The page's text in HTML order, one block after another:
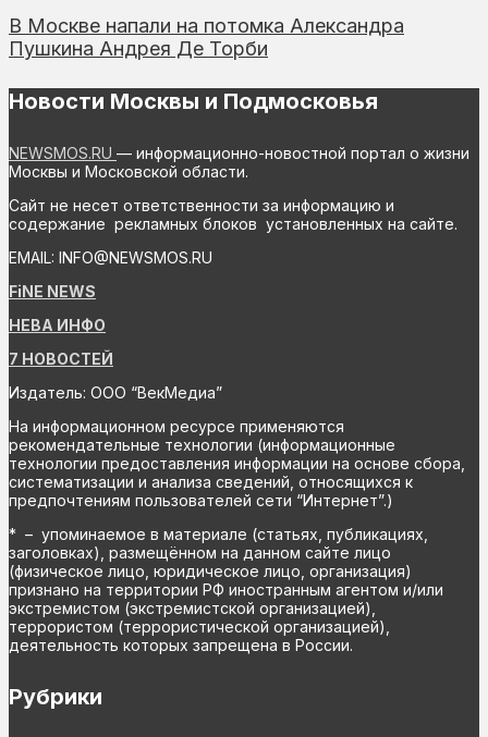
В Москве напали на потомка Александра
Пушкина Андрея Де Торби
Новости Москвы и Подмосковья
NEWSMOS.RU — информационно-новостной портал о жизни
Москвы и Московской области.
Сайт не несет ответственности за информацию и
содержание рекламных блоков установленных на сайте.
EMAIL: INFO@NEWSMOS.RU
FiNE NEWS
НЕВА ИНФО
7 НОВОСТЕЙ
Издатель: ООО “ВекМедиа”
На информационном ресурсе применяются
рекомендательные технологии (информационные
технологии предоставления информации на основе сбора,
систематизации и анализа сведений, относящихся к
предпочтениям пользователей сети “Интернет”.)
* – упоминаемое в материале (статьях, публикациях,
заголовках), размещённом на данном сайте лицо
(физическое лицо, юридическое лицо, организация)
признано на территории РФ иностранным агентом и/или
экстремистом (экстремистской организацией),
террористом (террористической организацией),
деятельность которых запрещена в России.
Рубрики